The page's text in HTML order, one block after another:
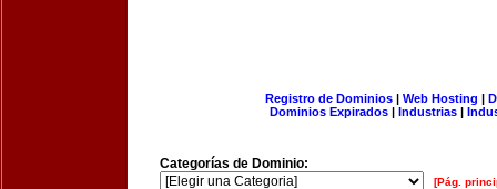
Registro de Dominios| Web Hosting |
Dominios Expirados | Industrias |
Categorías de Dominio:
[Pág.